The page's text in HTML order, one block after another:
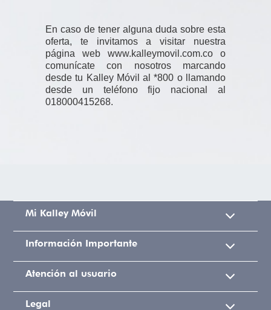
En caso de tener alguna duda sobre esta
oferta, te invitamos a visitar nuestra
página web www.kalleymovil.com.co o
comunícate con nosotros marcando
desde tu Kalley Móvil al *800 o llamando
desde un teléfono fijo nacional al
018000415268.
Mi Kalley Móvil
Información Importante
Atención al usuario
Legal